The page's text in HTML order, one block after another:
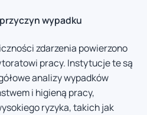
wypadku
zdarzenia powierzono
pracy. Instytucje te są
analizy wypadków
i higieną pracy,
ryzyka, takich jak